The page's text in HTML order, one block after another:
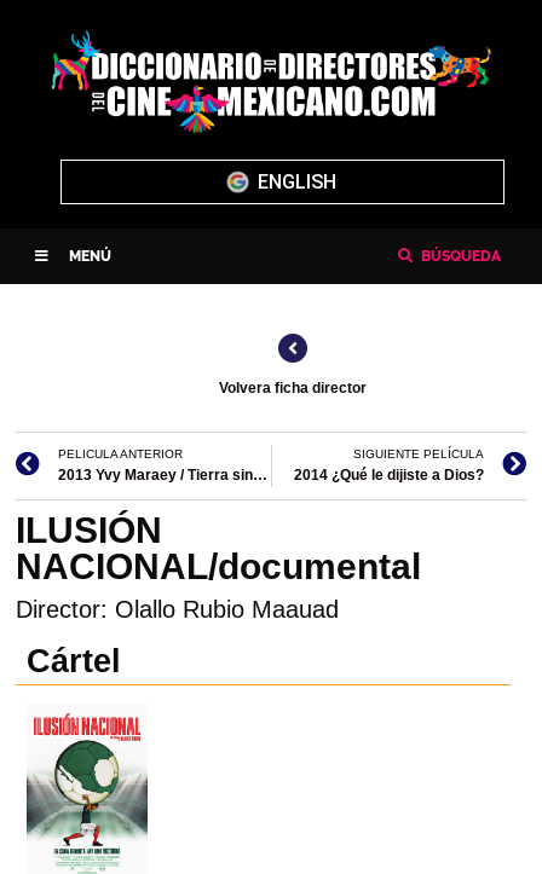
ENGLISH
MENÚ BÚSQUEDA
Volvera ficha director
PELICULA ANTERIOR
2013 Yvy Maraey / Tierra sin mal
SIGUIENTE PELÍCULA
2014 ¿Qué le dijiste a Dios?
ILUSIÓN
NACIONAL/documental
Director: Olallo Rubio Maauad
Cártel